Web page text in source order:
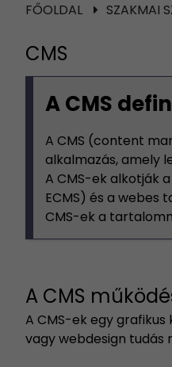
FŐOLDAL SZAKMAI
CMS
A CMS
A CMS (content
alkalmazás, amely
A CMS-ek alkotják
ECMS) és a webes
CMS-ek a
A CMS
A CMS-ek egy
vagy webdesign tudás